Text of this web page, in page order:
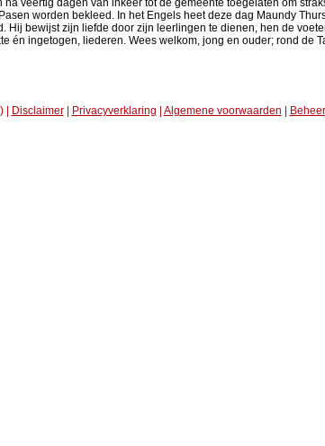
veertig dagen van inkeer tot de gemeente toegelaten om
worden bekleed. In het Engels heet deze dag Maundy
bewijst zijn liefde door zijn leerlingen te dienen, hen de
én ingetogen, liederen. Wees welkom, jong en ouder; rond de
| Disclaimer| Privacyverklaring Algemene voorwaarden Beheer